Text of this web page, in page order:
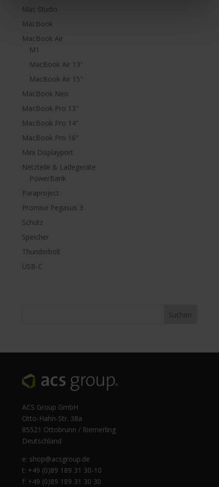
Mac Studio
MacBook
MacBook Air
M1
MacBook Air 13"
MacBook Air 15"
MacBook Neo
MacBook Pro 13"
MacBook Pro 14"
MacBook Pro 16"
Mini Displayport
Netzteile & Ladegeräte
PowerBank
Paraproject
Promise Pegasus 3
Schutz
Speicher
Thunderbolt
USB-C
ACS Group GmbH
Otto-Hahn-Str. 38a
85521 Ottobrunn / Riemerling
Deutschland
e: shop@acsgroup.de
t: +49 (0)89 189 31 30-10
f: +49 (0)89 189 31 30 30